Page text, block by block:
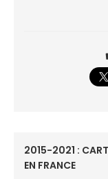
2015-2021 :
EN FRANCE